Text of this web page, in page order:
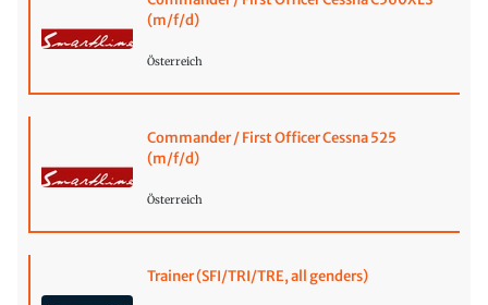
(m/f/d)
Österreich
Commander / First Officer Cessna 525
(m/f/d)
Österreich
Trainer (SFI/TRI/TRE, all genders)